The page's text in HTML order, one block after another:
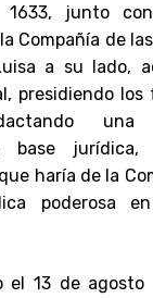
1633, junto
Compañía de
a su lado,
presidiendo
base
haría de la
poderosa
el 13 de agosto